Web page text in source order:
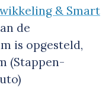
& Smart
de
is opgesteld,
(Stappen-